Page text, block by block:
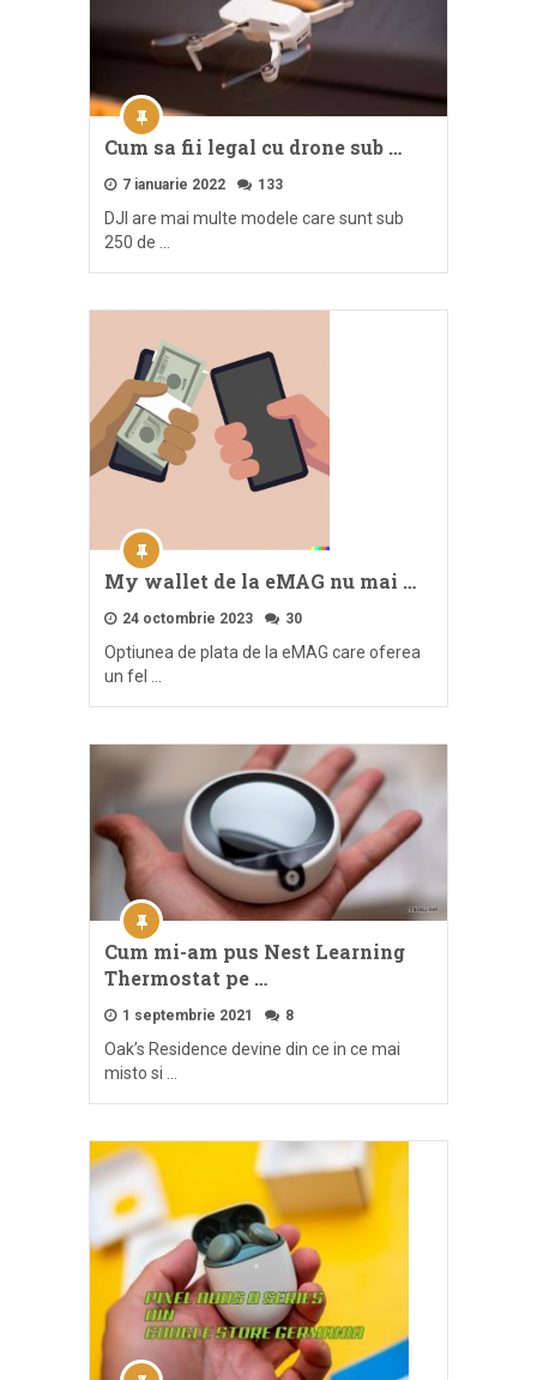
Cum sa fii legal cu drone sub …
7 ianuarie 2022 133
DJI are mai multe modele care sunt sub
250 de …
My wallet de la eMAG nu mai …
24 octombrie 2023 30
Optiunea de plata de la eMAG care oferea
un fel …
Cum mi-am pus Nest Learning
Thermostat pe …
1 septembrie 2021 8
Oak’s Residence devine din ce in ce mai
misto si …